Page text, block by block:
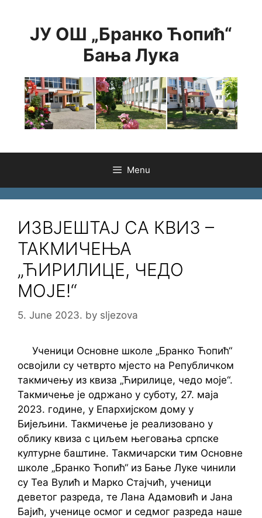
contentЈУ ОШ „Бранко Ћопић“
Бања Лука
Menu
ИЗВЈЕШТАЈ СА КВИЗ –
ТАКМИЧЕЊА
„ЋИРИЛИЦЕ, ЧЕДО
МОЈЕ!“
5. June 2023. by sljezova
Ученици Основне школе „Бранко Ћопић“
освојили су четврто мјесто на Републичком
такмичењу из квиза „Ћирилице, чедо моје“.
Такмичење је одржано у суботу, 27. маја
2023. године, у Епархијском дому у
Бијељини. Такмичење је реализовано у
облику квиза с циљем његовања српске
културне баштине. Такмичарски тим Основне
школе „Бранко Ћопић“ из Бање Луке чинили
су Теа Вулић и Марко Стајчић, ученици
деветог разреда, те Лана Адамовић и Јана
Бајић, ученице осмог и седмог разреда наше